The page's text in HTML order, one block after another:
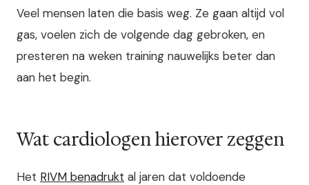
Veel mensen laten die basis weg. Ze gaan altijd vol
gas, voelen zich de volgende dag gebroken, en
presteren na weken training nauwelijks beter dan
aan het begin.
Wat cardiologen hierover zeggen
Het RIVM benadrukt al jaren dat voldoende